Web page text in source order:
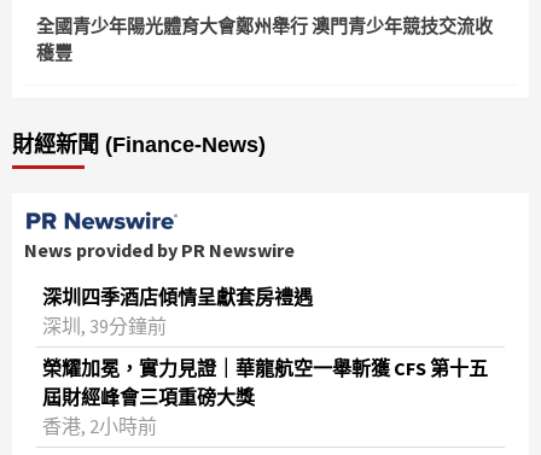
全國青少年陽光體育大會鄭州舉行 澳門青少年競技交流收
穫豐
財經新聞 (Finance-News)
News provided by PR Newswire
深圳四季酒店傾情呈獻套房禮遇
深圳, 39分鐘前
榮耀加冕，實力見證｜華龍航空一舉斬獲 CFS 第十五
屆財經峰會三項重磅大獎
香港, 2小時前